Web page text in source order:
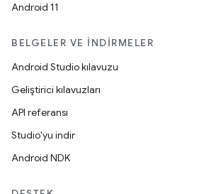
Android 11
BELGELER VE İNDIRMELER
Android Studio kılavuzu
Geliştirici kılavuzları
API referansı
Studio'yu indir
Android NDK